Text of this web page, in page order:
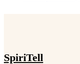
SpiriTell